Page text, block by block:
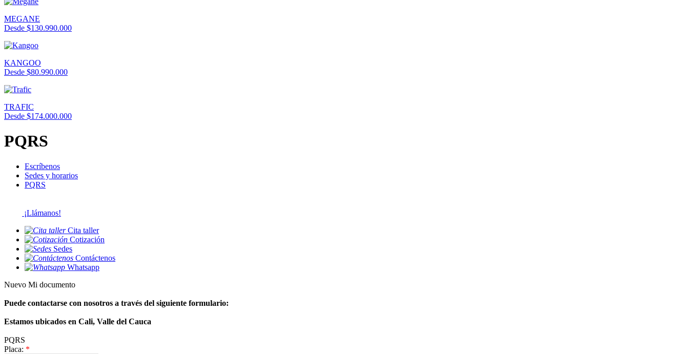
MEGANE
Desde $130.990.000
KANGOO
Desde $80.990.000
TRAFIC
Desde $174.000.000
PQRS
Escríbenos
Sedes y horarios
PQRS
¡Llámanos!
Cita taller
Cotización
Sedes
Contáctenos
Whatsapp
Nuevo Mi documento
Puede contactarse con nosotros a través del siguiente formulario:
Estamos ubicados en Cali, Valle del Cauca
PQRS
Placa: *